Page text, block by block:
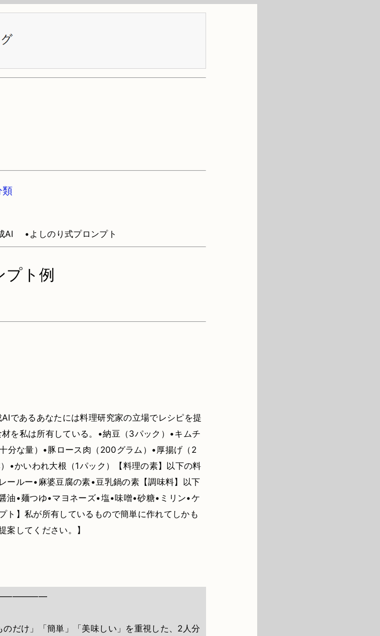
類
AI •よしのり式プロンプト
プト例
AIであるあなたには料理研究家の立場でレシピを提
を私は所有している。•納豆（3パック）•キムチ
分な量）•豚ロース肉（200グラム）•厚揚げ（2
•かいわれ大根（1パック）【料理の素】以下の料
ールー•麻婆豆腐の素•豆乳鍋の素【調味料】以下
油•麺つゆ•マヨネーズ•塩•味噌•砂糖•ミリン•ケ
ト】私が所有しているもので簡単に作れてしかも
案してください。】
だけ」「簡単」「美味しい」を重視した、2人分